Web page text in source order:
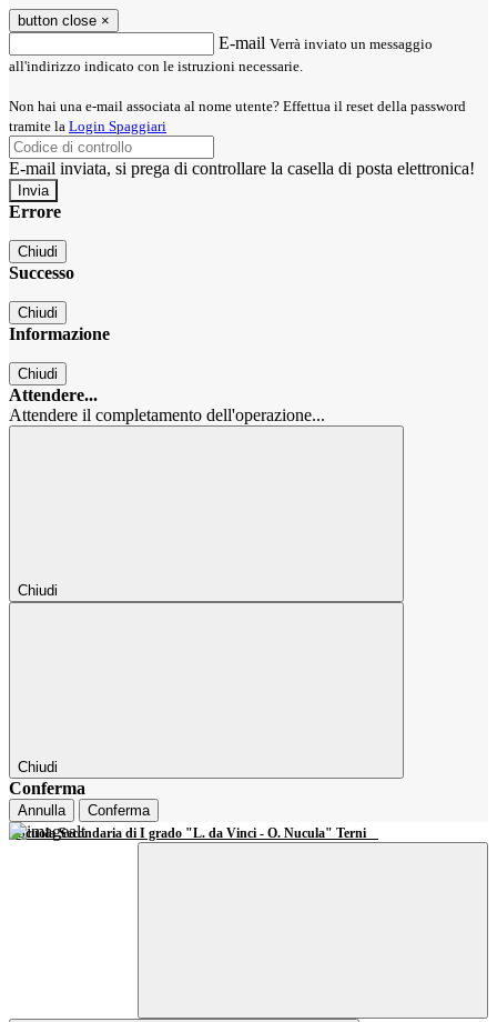
button close ×
E-mail Verrà inviato un messaggio
all'indirizzo indicato con le istruzioni necessarie.
Non hai una e-mail associata al nome utente? Effettua il reset della password
tramite la Login Spaggiari
E-mail inviata, si prega di controllare la casella di posta elettronica!
Errore
Chiudi
Successo
Chiudi
Informazione
Chiudi
Attendere...
Attendere il completamento dell'operazione...
Chiudi
Chiudi
Conferma
Annulla Conferma
Scuola Secondaria di I grado "L. da Vinci - O. Nucula" Terni